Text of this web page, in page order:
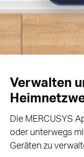
Verwalten
Die MERCUSYS
oder unterwegs
Geräten zu